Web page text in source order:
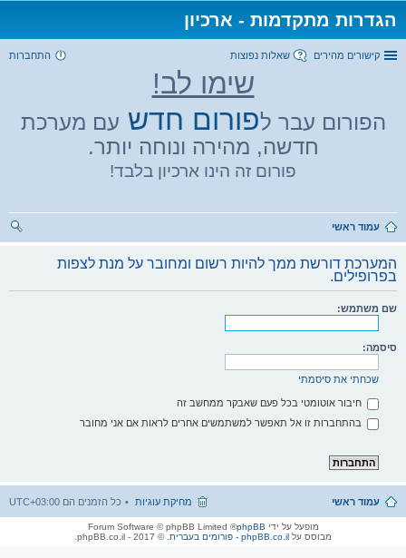
הגדרות מתקדמות - ארכיון
קישורים מהירים שאלות נפוצות התחברות
שימו לב!
הפורום עבר לפורום חדש עם מערכת
חדשה, מהירה ונוחה יותר.
פורום זה הינו ארכיון בלבד!
עמוד ראשי
המערכת דורשת ממך להיות רשום ומחובר על מנת לצפות
בפרופילים.
שם משתמש:
סיסמה:
שכחתי את סיסמתי
חיבור אוטומטי בכל פעם שאבקר ממחשב זה
בהתחברות זו אל תאפשר למשתמשים אחרים לראות אם אני מחובר
עמוד ראשי כל הזמנים הם UTC+03:00 מחיקת עוגיות
מופעל על ידי phpBB
® Forum Software © phpBB Limited
מבוסס על phpBB.co.il - פורומים בעברית . © 2017 - phpBB.co.il.